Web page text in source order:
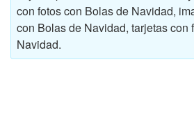
Felicitaciones con nombres
Felicitaciones personalizadas
con fotos con Bolas de Navidad,
con Bolas de Navidad, tarjetas con
Navidad.